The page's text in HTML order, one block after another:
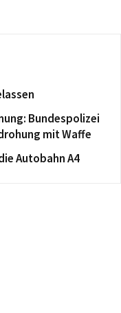
Bundespolizei
mit Waffe
Autobahn A4